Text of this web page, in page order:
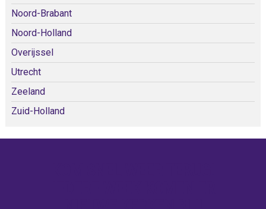
Noord-Brabant
Noord-Holland
Overijssel
Utrecht
Zeeland
Zuid-Holland